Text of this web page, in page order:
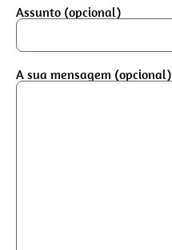
Assunto (opcional)
A sua mensagem (opcional)